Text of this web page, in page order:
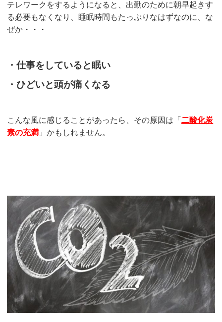
テレワークをするようになると、出勤のために朝早起きす
る必要もなくなり、睡眠時間もたっぷりなはずなのに、な
ぜか・・・
・仕事をしていると眠い
・ひどいと頭が痛くなる
こんな風に感じることがあったら、その原因は「二酸化炭
素の充満 」かもしれません。